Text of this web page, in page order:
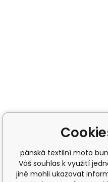
pánská textilní moto
Váš souhlas k využití
jiné mohli ukazovat